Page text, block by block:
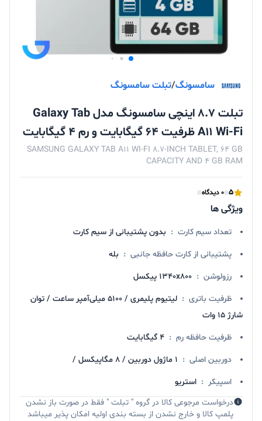
سامسونگ/تبلت سامسونگ
تبلت ۸.۷ اینچی سامسونگ مدل Galaxy Tab
A۱۱ Wi-Fi ظرفیت ۶۴ گیگابایت و رم ۴ گیگابایت
SAMSUNG GALAXY TAB A11 WI-FI 8.7-INCH TABLET, 64 GB
CAPACITY AND 4 GB RAM
5 0 دیدگاه
ویژگی ها
تعداد سیم کارت : بدون پشتیبانی از سیم کارت
پشتیبانی از کارت حافظه جانبی : بله
رزولوشن : ۱۳۴۰x۸۰۰ پیکسل
ظرفیت باتری :
لیتیوم پلیمری / ۵۱۰۰ میلی‌آمپر ساعت / توان
شارژ ۱۵ وات
ظرفیت حافظه رم : 4 گیگابایت
دوربین اصلی : ۱ ماژول دوربین / ۸ مگاپیکسل /
اسپیکر : استریو
درخواست مرجوعی کالا در گروه " تبلت " فقط در صورت باز نشدن
پلمپ کالا و خارج نشدن از بسته بندی اولیه امکان پذیر میباشد